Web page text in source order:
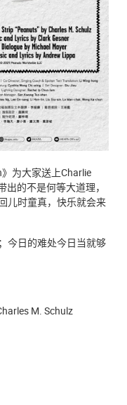
为大家送上Charlie
的不是何等大道理，
儿时童真，快乐就会来
今日的难处今日当就够
M. Schulz